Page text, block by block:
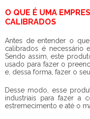
O QUE É UMA
CALIBRADOS
Antes de entender o
calibrados é necessário
Sendo assim, este
usado para fazer o
e, dessa forma, fazer o
Desse modo, esse
industriais para fazer a
estremecimento e até o